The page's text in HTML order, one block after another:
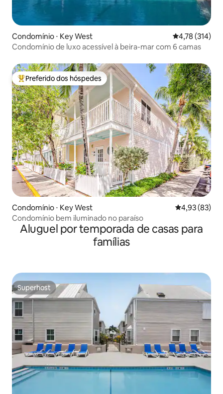
Condomínio ⋅ Key West 4,78 de uma
4,78 (314)
Condomínio de luxo acessível à beira-mar com 6 camas
Entre os melhores preferidos dos hóspedes
Preferido dos hóspedes
Condomínio ⋅ Key West 4,93 de uma
4,93 (83)
Condomínio bem iluminado no paraíso
Aluguel por temporada de casas para
famílias
Superhost
Superhost